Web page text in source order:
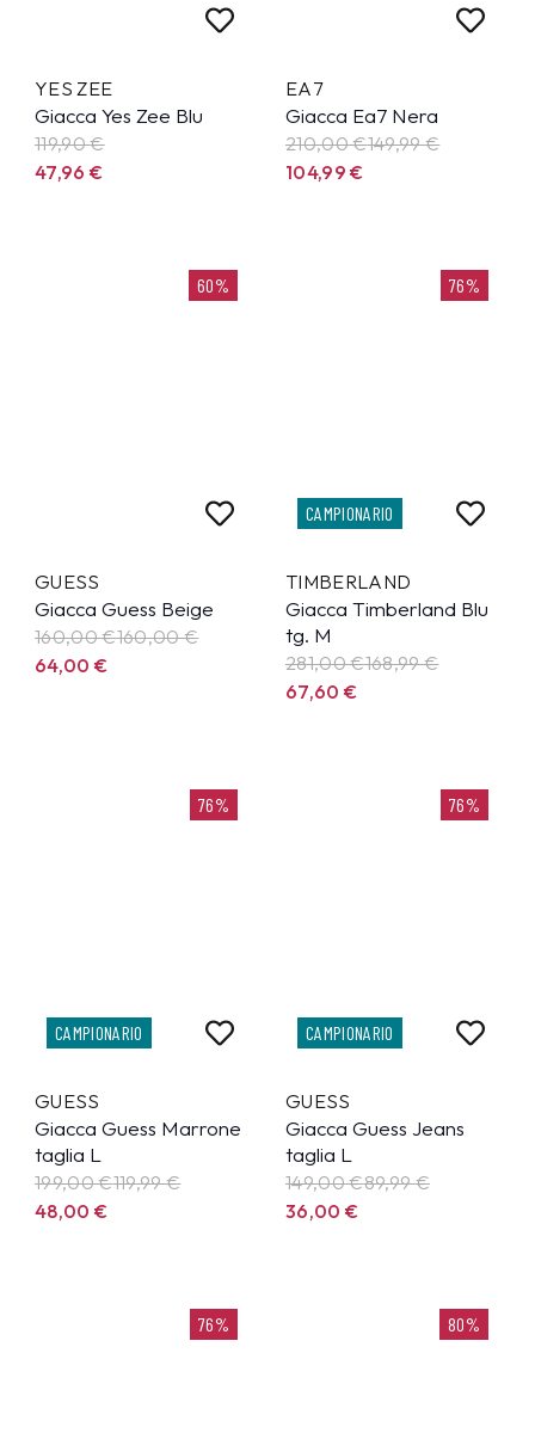
YES ZEE
Giacca Yes Zee Blu
119,90€
47,96€
EA7
Giacca Ea7 Nera
210,00 €149,99€
104,99€
60%
GUESS
Giacca Guess Beige
160,00 €160,00€
64,00€
76%
CAMPIONARIO
TIMBERLAND
Giacca Timberland Blu
tg. M
281,00 €168,99€
67,60€
76%
CAMPIONARIO
GUESS
Giacca Guess Marrone
taglia L
199,00 €119,99€
48,00€
76%
CAMPIONARIO
GUESS
Giacca Guess Jeans
taglia L
149,00 €89,99€
36,00€
76% 80%